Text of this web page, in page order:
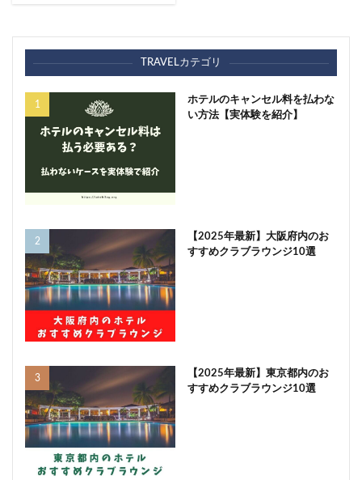
TRAVELカテゴリ
ホテルのキャンセル料を払わな
い方法【実体験を紹介】
【2025年最新】大阪府内のお
すすめクラブラウンジ10選
【2025年最新】東京都内のお
すすめクラブラウンジ10選